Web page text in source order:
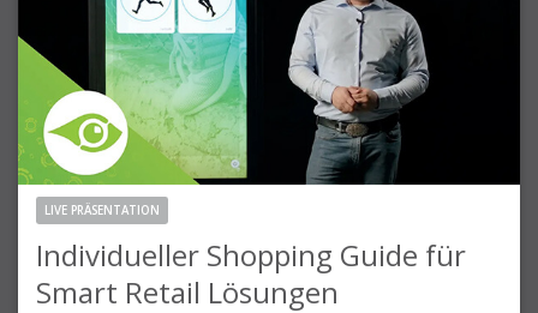
LIVE PRÄSENTATION
Individueller Shopping Guide für
Smart Retail Lösungen